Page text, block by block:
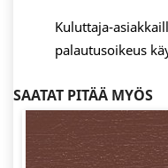
Kuluttaja-
palautusoikeus
SAATAT PITÄÄ MYÖS